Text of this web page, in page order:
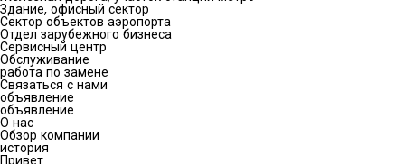
Здание, офисный сектор
Сектор объектов аэропорта
Отдел зарубежного бизнеса
Сервисный центр
Обслуживание
работа по замене
Связаться с нами
объявление
объявление
О нас
Обзор компании
история
Привет